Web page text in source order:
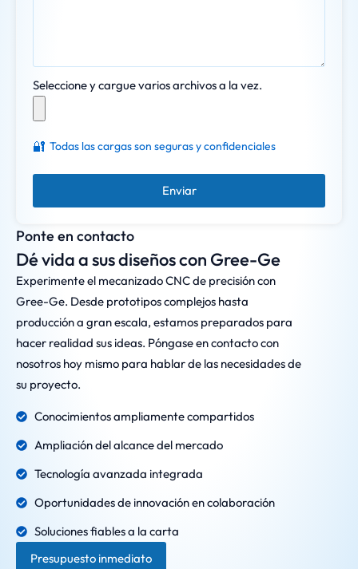
Ponte en contacto
Dé vida a sus diseños con Gree-Ge
Experimente el mecanizado CNC de precisión con
Gree-Ge. Desde prototipos complejos hasta
producción a gran escala, estamos preparados para
hacer realidad sus ideas. Póngase en contacto con
nosotros hoy mismo para hablar de las necesidades de
su proyecto.
Conocimientos ampliamente compartidos
Ampliación del alcance del mercado
Tecnología avanzada integrada
Oportunidades de innovación en colaboración
Soluciones fiables a la carta
Presupuesto inmediato
Seleccione y cargue varios archivos a la vez.
🔐 Todas las cargas son seguras y confidenciales
Enviar